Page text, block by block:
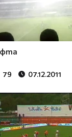
79 07.12.2011